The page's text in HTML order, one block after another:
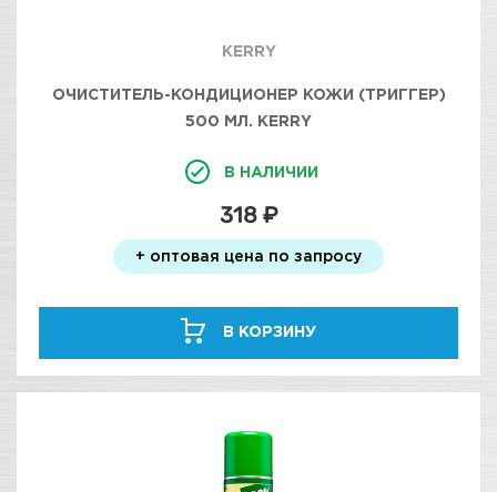
KERRY
ОЧИСТИТЕЛЬ-КОНДИЦИОНЕР КОЖИ (ТРИГГЕР)
500 МЛ. KERRY
В НАЛИЧИИ
318 ₽
+ оптовая цена по запросу
В КОРЗИНУ